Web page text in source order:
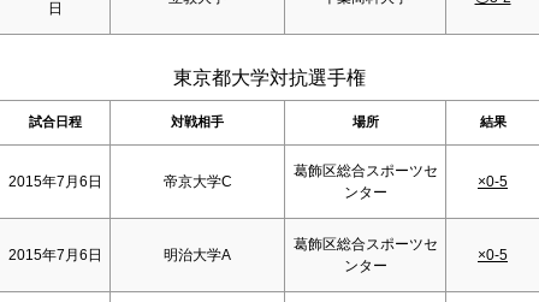
日
東京都大学対抗選手権
試合日程 対戦相手 場所 結果
2015年7月6日 帝京大学C
葛飾区総合スポーツセ
ンター
×0-5
2015年7月6日 明治大学A
葛飾区総合スポーツセ
ンター
×0-5